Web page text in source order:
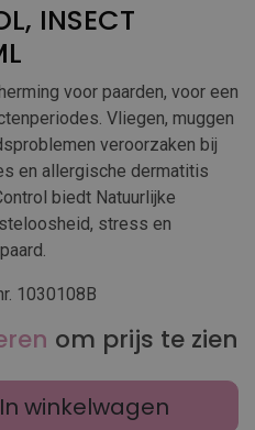
INSECT
voor paarden, voor een
Vliegen, muggen
veroorzaken bij
en allergische dermatitis
biedt Natuurlijke
stress en
1030108B
om prijs te zien
In winkelwagen